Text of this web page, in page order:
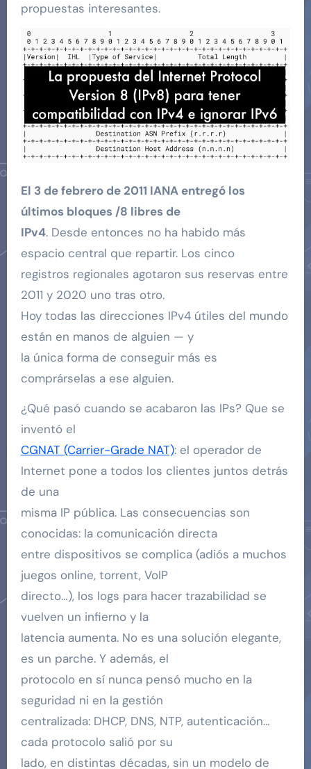
propuestas interesantes.
El 3 de febrero de 2011 IANA entregó los
últimos bloques /8 libres de
IPv4. Desde entonces no ha habido más
espacio central que repartir. Los cinco
registros regionales agotaron sus reservas entre
2011 y 2020 uno tras otro.
Hoy todas las direcciones IPv4 útiles del mundo
están en manos de alguien — y
la única forma de conseguir más es
comprárselas a ese alguien.
¿Qué pasó cuando se acabaron las IPs? Que se
inventó el
CGNAT (Carrier-Grade NAT): el operador de
Internet pone a todos los clientes juntos detrás
de una
misma IP pública. Las consecuencias son
conocidas: la comunicación directa
entre dispositivos se complica (adiós a muchos
juegos online, torrent, VoIP
directo…), los logs para hacer trazabilidad se
vuelven un infierno y la
latencia aumenta. No es una solución elegante,
es un parche. Y además, el
protocolo en sí nunca pensó mucho en la
seguridad ni en la gestión
centralizada: DHCP, DNS, NTP, autenticación…
cada protocolo salió por su
lado, en distintas décadas, sin un modelo de